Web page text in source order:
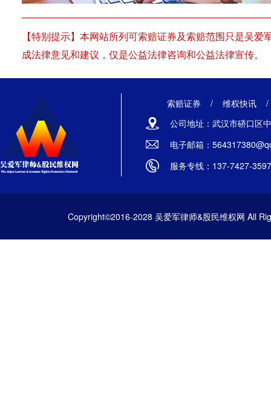
【特别提示】本网站所列可索赔证券及索赔范围只是吴
成法律意见和建议，仅是公益法律咨询和公益法律宣传。
索赔证券 / 维权快讯
公司地址：武汉市硚口区
电子邮箱：
服务专线：137-7427-3597
Copyright©2016-2028 吴爱军律师&股民维权网 All